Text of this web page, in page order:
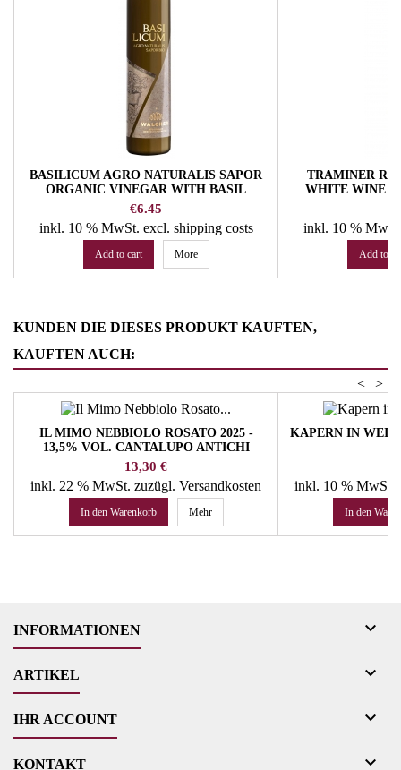
BASILICUM AGRO NATURALIS SAPOR
ORGANIC VINEGAR WITH BASIL
WALCHER DISTILLERY
Price
€6.45
inkl. 10 % MwSt. excl. shipping costs
Add to cart More
TRAMINER
WHITE WINE
inkl. 10 %
Add to
KUNDEN DIE DIESES PRODUKT KAUFTEN,
KAUFTEN AUCH:
>
<
IL MIMO NEBBIOLO ROSATO 2025 -
13,5% VOL. CANTALUPO ANTICHI
VIGNETI
Preis
13,30 €
inkl. 22 % MwSt. zuzügl. Versandkosten
In den Warenkorb Mehr
KAPERN IN
inkl. 10 % MwSt.
In den
INFORMATIONEN 
ARTIKEL 
IHR ACCOUNT 
KONTAKT 